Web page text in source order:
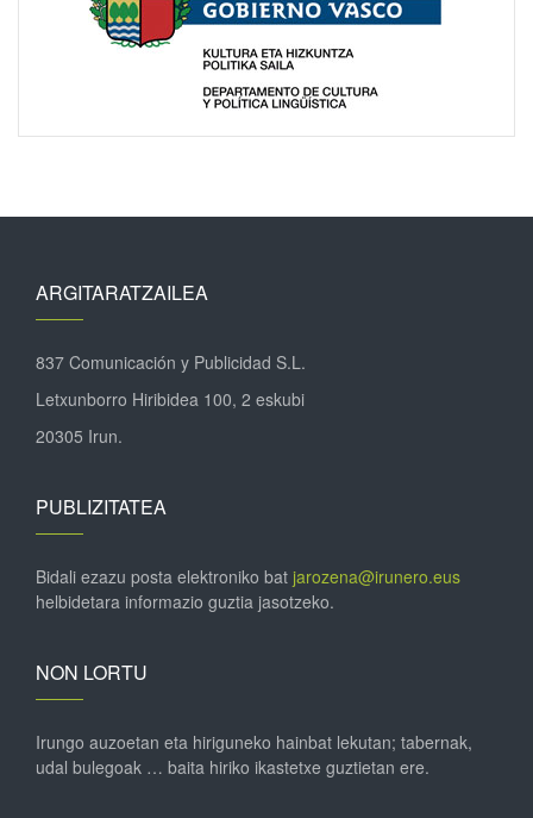
ARGITARATZAILEA
837 Comunicación y Publicidad S.L.
Letxunborro Hiribidea 100, 2 eskubi
20305 Irun.
PUBLIZITATEA
Bidali ezazu posta elektroniko bat jarozena@irunero.eus
helbidetara informazio guztia jasotzeko.
NON LORTU
Irungo auzoetan eta hiriguneko hainbat lekutan; tabernak,
udal bulegoak … baita hiriko ikastetxe guztietan ere.